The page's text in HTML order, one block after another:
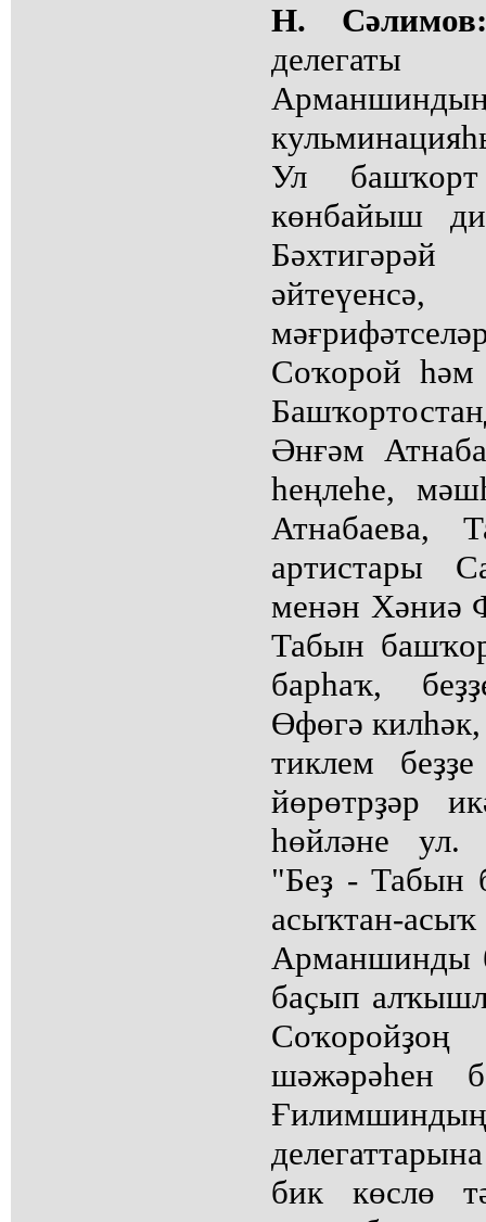
Н. Сәлимов:
Ул
көнбайыш
Соҡорой һәм
Әнғәм
һеңлеһе,
Атнабаева,
артистары
менән Хәниә
Табын
барһаҡ,
Өфөгә килһәк,
тиклем
йөрөтрҙәр
һөйләне
"Беҙ - Табын
асыҡтан-
Арманшинды
баҫып
шәжәрәһен
бик көслө